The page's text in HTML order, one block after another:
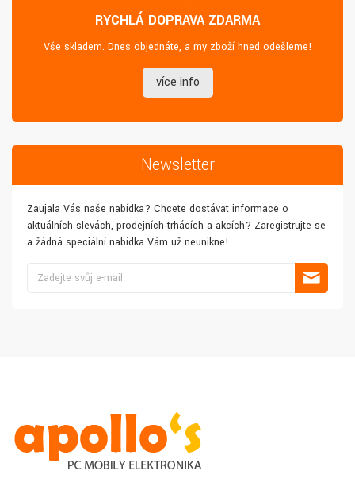
RYCHLÁ DOPRAVA ZDARMA
Vše skladem. Dnes objednáte, a my zboží hned odešleme!
více info
Newsletter
Zaujala Vás naše nabídka? Chcete dostávat informace o
aktuálních slevách, prodejních trhácích a akcích? Zaregistrujte se
a žádná speciální nabídka Vám už neunikne!